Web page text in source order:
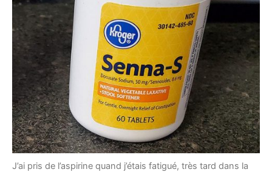
J’ai pris de l’aspirine quand j’étais fatigué, très tard dans la